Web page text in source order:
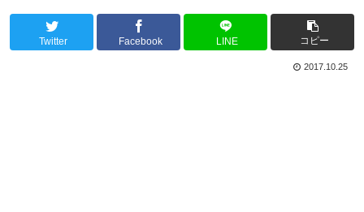
Twitter Facebook LINE コピー
2017.10.25